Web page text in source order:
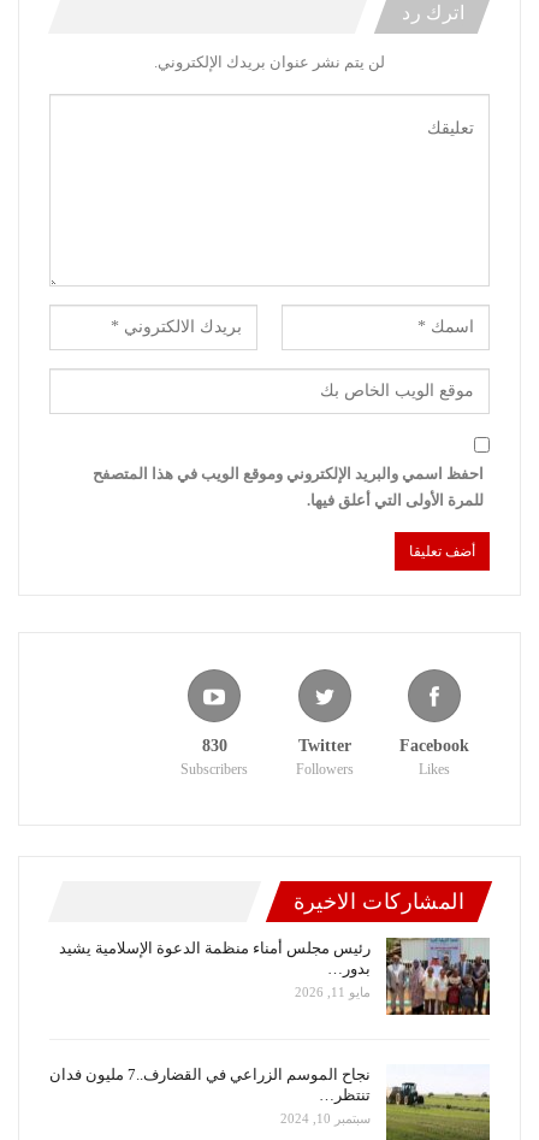
اترك رد
لن يتم نشر عنوان بريدك الإلكتروني.
احفظ اسمي والبريد الإلكتروني وموقع الويب في هذا المتصفح
للمرة الأولى التي أعلق فيها.
Facebook
Likes
Twitter
Followers
830
Subscribers
المشاركات الاخيرة
رئيس مجلس أمناء منظمة الدعوة الإسلامية يشيد
بدور…
مايو 11, 2026
نجاح الموسم الزراعي في القضارف..7 مليون فدان
تنتظر…
سبتمبر 10, 2024